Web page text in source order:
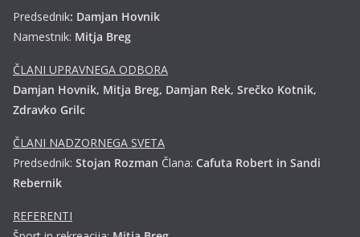
Predsednik: Damjan Hovnik
Namestnik: Mitja Breg
ČLANI UPRAVNEGA ODBORA
Damjan Hovnik, Mitja Breg, Damjan Rek, Srečko Kotnik,
Zdravko Grilc
ČLANI NADZORNEGA SVETA
Predsednik: Stojan Rozman Člana: Cafuta Robert in Sandi
Rebernik
REFERENTI